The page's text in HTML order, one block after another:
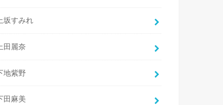
坂すみれ
田麗奈
地紫野
田麻美